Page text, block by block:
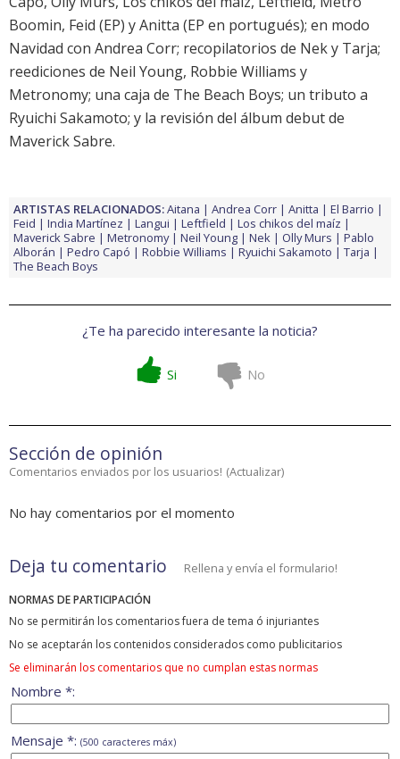
Boomin, Feid (EP) yAnitta (EP en portugués); en modo
Navidad con Andrea Corr; recopilatorios de Neky Tarja;
reediciones de Neil Young, Robbie Williams y
Metronomy; una caja de The Beach Boys; un tributo a
Ryuichi Sakamoto; y la revisión del álbum debut de
Maverick Sabre.
ARTISTAS RELACIONADOS:Aitana Andrea Corr Anitta
El Barrio
Feid
India Martínez Langui Leftfield
Los chikos del maíz
Maverick Sabre
Metronomy Neil Young Nek Olly Murs
Pablo
Alborán
Pedro Capó Robbie Williams Ryuichi Sakamoto
Tarja
The Beach Boys
¿Te ha parecido interesante la noticia?
Si No
Sección de opinión
Comentarios enviados por los usuarios! (Actualizar)
No hay comentarios por el momento
Deja tu comentario Rellena y envía el formulario!
NORMAS DE PARTICIPACIÓN
No se permitirán los comentarios fuera de tema ó injuriantes
No se aceptarán los contenidos considerados como publicitarios
Se eliminarán los comentarios que no cumplan estas normas
Nombre *:
Mensaje *: (500 caracteres máx)